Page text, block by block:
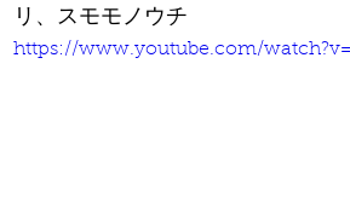
リ、スモモノウチ
https://www.youtube.com/